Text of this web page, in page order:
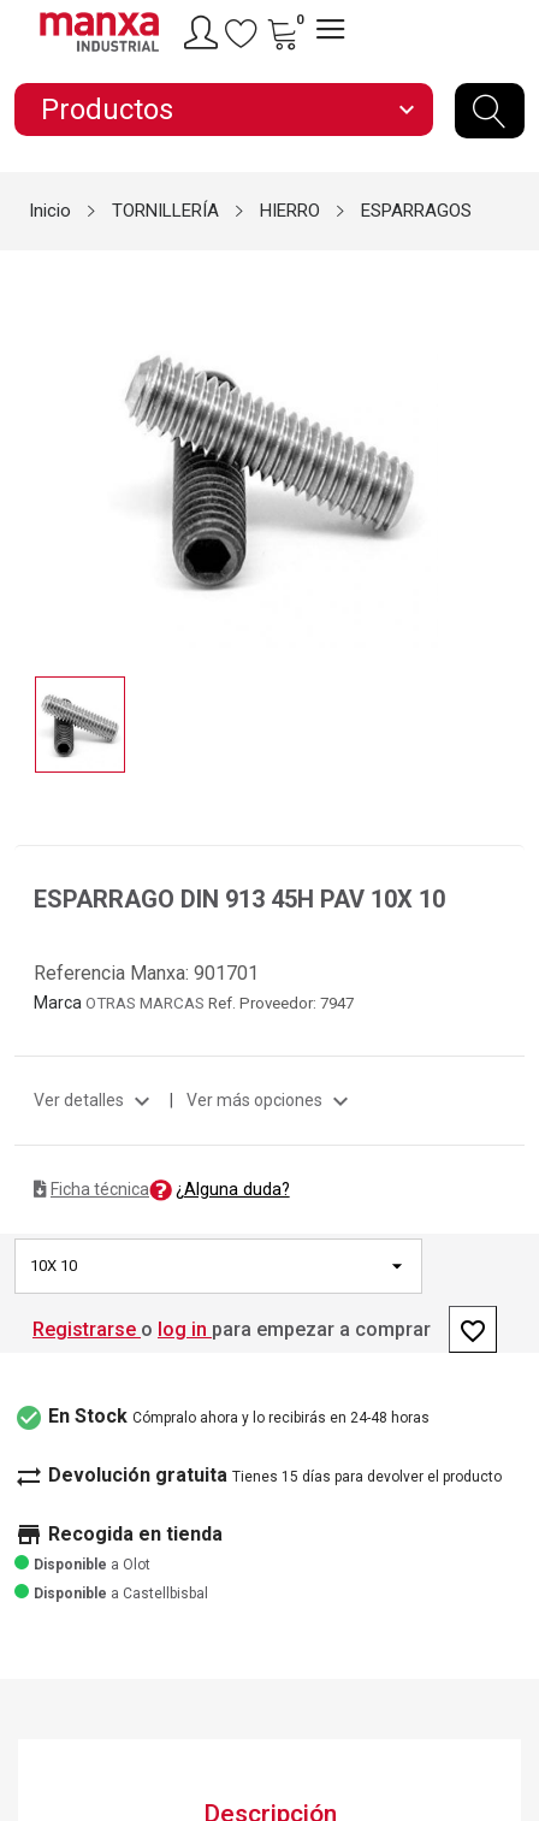
0
Productos expand_more
Inicio TORNILLERÍA HIERRO ESPARRAGOS
ESPARRAGO DIN 913 45H PAV 10X 10
Referencia Manxa: 901701
Marca OTRAS MARCAS Ref. Proveedor: 7947
Ver detalles expand_more | Ver más opciones expand_more
Ficha técnica ¿Alguna duda?
10X 10
Registrarse o log in para empezar a comprar favorite_border
check_circle En Stock Cómpralo ahora y lo recibirás en 24-48 horas
sync_alt Devolución gratuita Tienes 15 días para devolver el producto
store Recogida en tienda
Disponible a Olot
Disponible a Castellbisbal
Descripción